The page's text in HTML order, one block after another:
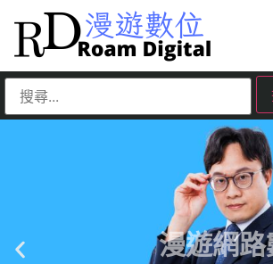
漫遊網
一起跟著數位教練蔡正信蔡教練學習好用的科
| 蘋果教學 | Evernote教學 | 筆記工具教學 | 雲